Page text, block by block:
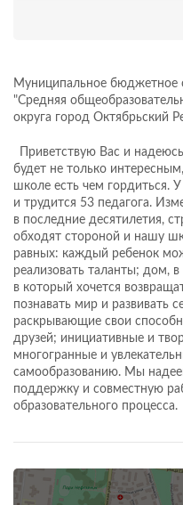
Муниципальное бюджетное
"Средняя
округа город Октябрьский
Приветствую Вас и
будет не только
школе есть чем гордиться.
и трудится 53 педагога.
в последние десятилетия,
обходят стороной и нашу
равных: каждый ребенок
реализовать таланты; дом,
в который хочется
познавать мир и развивать
раскрывающие свои
друзей; инициативные и
многогранные и
самообразованию. Мы
поддержку и совместную
образовательного процесса.